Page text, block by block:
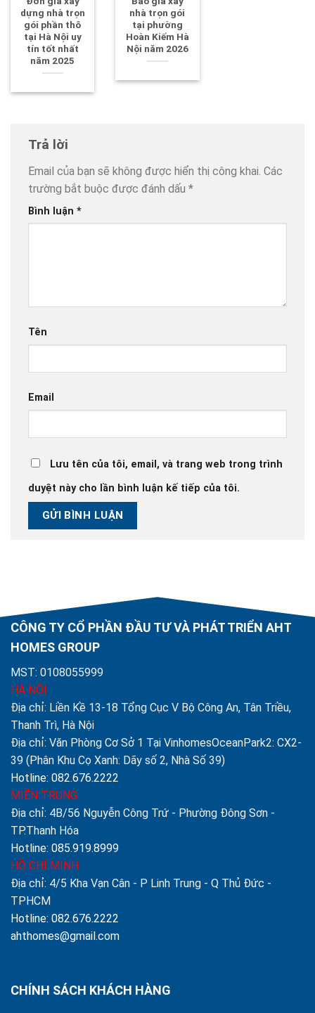
dựng nhà trọn
gói phần thô
tại Hà Nội uy
tín tốt nhất
năm 2025
nhà trọn gói
tại phường
Hoàn Kiếm Hà
Nội năm 2026
Trả lời
Email của bạn sẽ không được hiển thị công khai. Các
trường bắt buộc được đánh dấu *
Bình luận *
Tên
Email
Lưu tên của tôi, email, và trang web trong trình
duyệt này cho lần bình luận kế tiếp của tôi.
CÔNG TY CỔ PHẦN ĐẦU TƯ VÀ PHÁT TRIỂN AHT
HOMES GROUP
MST: 0108055999
HÀ NỘI
Địa chỉ: Liền Kề 13-18 Tổng Cục V Bộ Công An, Tân Triều,
Thanh Trì, Hà Nội
Địa chỉ: Văn Phòng Cơ Sở 1 Tại VinhomesOceanPark2: CX2-
39 (Phân Khu Cọ Xanh: Dãy số 2, Nhà Số 39)
Hotline: 082.676.2222
MIỀN TRUNG
Địa chỉ: 4B/56 Nguyễn Công Trứ - Phường Đông Sơn -
TP.Thanh Hóa
Hotline: 085.919.8999
HỒ CHÍ MINH
Địa chỉ: 4/5 Kha Vạn Cân - P Linh Trung - Q Thủ Đức -
TPHCM
Hotline: 082.676.2222
ahthomes@gmail.com
CHÍNH SÁCH KHÁCH HÀNG